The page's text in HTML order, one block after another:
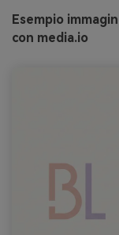
Esempio
con media.io